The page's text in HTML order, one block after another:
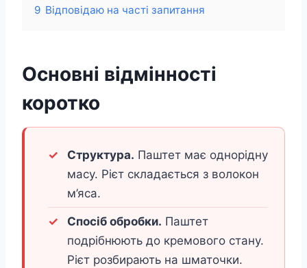
9 Відповідаю на часті запитання
Основні відмінності
коротко
Структура. Паштет має однорідну
масу. Рієт складається з волокон
м’яса.
Спосіб обробки. Паштет
подрібнюють до кремового стану.
Рієт розбирають на шматочки.